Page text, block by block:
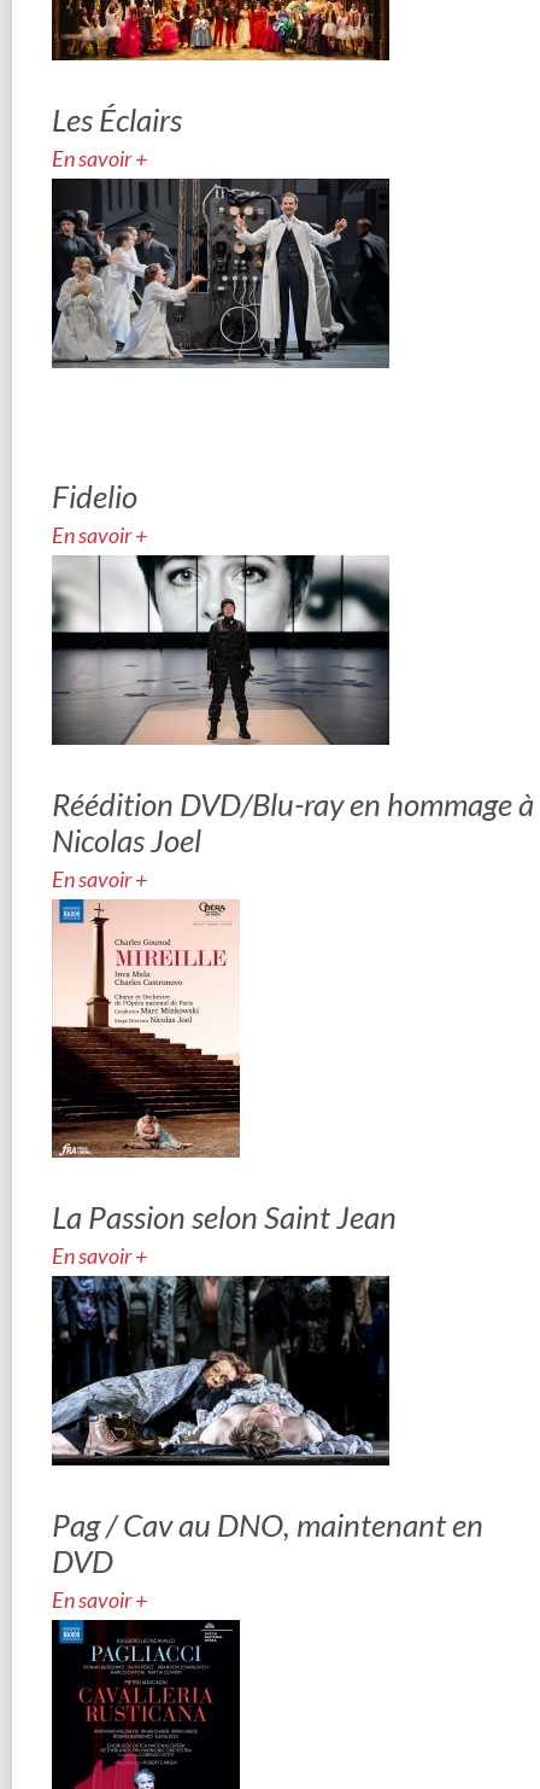
Les Éclairs
En savoir +
Fidelio
En savoir +
Réédition DVD/Blu-ray en hommage à
Nicolas Joel
En savoir +
La Passion selon Saint Jean
En savoir +
Pag / Cav au DNO, maintenant en
DVD
En savoir +